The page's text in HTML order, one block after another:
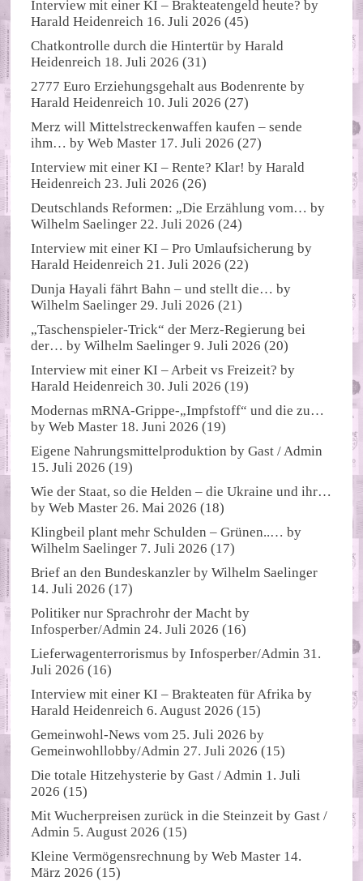
Interview mit einer KI – Brakteatengeld heute? by
Harald Heidenreich 16. Juli 2026 (45)
Chatkontrolle durch die Hintertür byHarald
Heidenreich 18. Juli 2026 (31)
2777 Euro Erziehungsgehalt aus Bodenrente by
Harald Heidenreich 10. Juli 2026 (27)
Merz will Mittelstreckenwaffen kaufen – sende
ihm… byWeb Master 17. Juli 2026 (27)
Interview mit einer KI – Rente? Klar! byHarald
Heidenreich 23. Juli 2026 (26)
Deutschlands Reformen: „Die Erzählung vom… by
Wilhelm Saelinger 22. Juli 2026 (24)
Interview mit einer KI – Pro Umlaufsicherung by
Harald Heidenreich 21. Juli 2026 (22)
Dunja Hayali fährt Bahn – und stellt die… by
Wilhelm Saelinger 29. Juli 2026 (21)
„Taschenspieler-Trick“ der Merz-Regierung bei
der… byWilhelm Saelinger 9. Juli 2026 (20)
Interview mit einer KI – Arbeit vs Freizeit? by
Harald Heidenreich 30. Juli 2026 (19)
Modernas mRNA-Grippe-„Impfstoff“ und die zu…
byWeb Master 18. Juni 2026 (19)
Eigene Nahrungsmittelproduktion byGast / Admin
15. Juli 2026 (19)
Wie der Staat, so die Helden – die Ukraine und ihr…
byWeb Master 26. Mai 2026 (18)
Klingbeil plant mehr Schulden – Grünen..… by
Wilhelm Saelinger 7. Juli 2026 (17)
Brief an den Bundeskanzler byWilhelm Saelinger
14. Juli 2026 (17)
Politiker nur Sprachrohr der Macht by
Infosperber/Admin 24. Juli 2026 (16)
Lieferwagenterrorismus byInfosperber/Admin 31.
Juli 2026 (16)
Interview mit einer KI – Brakteaten für Afrika by
Harald Heidenreich 6. August 2026 (15)
Gemeinwohl-News vom 25. Juli 2026 by
Gemeinwohllobby/Admin 27. Juli 2026 (15)
Die totale Hitzehysterie byGast / Admin 1. Juli
2026 (15)
Mit Wucherpreisen zurück in die Steinzeit byGast /
Admin 5. August 2026 (15)
Kleine Vermögensrechnung byWeb Master 14.
März 2026 (15)